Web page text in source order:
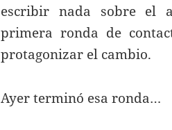
escribir nada sobre el
primera ronda de
protagonizar el cambio.
Ayer terminó esa ronda…